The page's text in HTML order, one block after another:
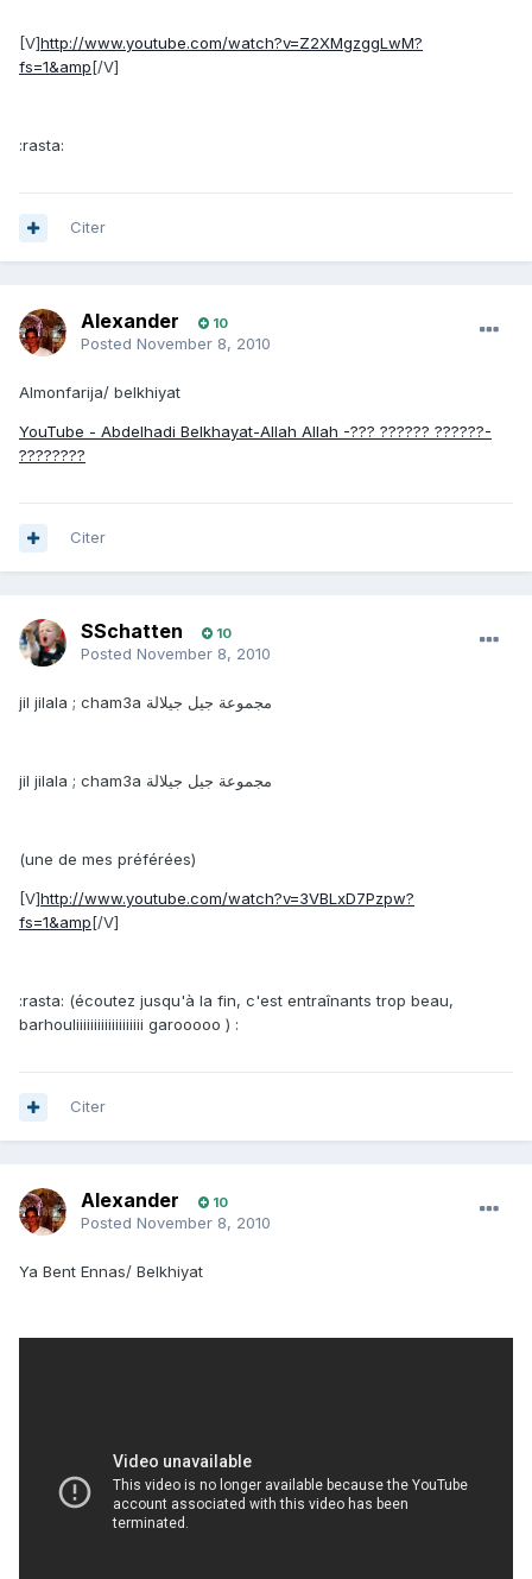
[V]http://www.youtube.com/watch?v=Z2XMgzggLwM?
fs=1&amp[/V]
:rasta:
Citer
Alexander 10
Posted November 8, 2010
Almonfarija/ belkhiyat
YouTube - Abdelhadi Belkhayat-Allah Allah -??? ?????? ??????-
????????
Citer
SSchatten 10
Posted November 8, 2010
jil jilala ; cham3a مجموعة جيل جيلالة
jil jilala ; cham3a مجموعة جيل جيلالة
(une de mes préférées)
[V]http://www.youtube.com/watch?v=3VBLxD7Pzpw?
fs=1&amp[/V]
:rasta: (écoutez jusqu'à la fin, c'est entraînants trop beau,
barhouliiiiiiiiiiiiiiiiiii garooooo ) :
Citer
Alexander 10
Posted November 8, 2010
Ya Bent Ennas/ Belkhiyat